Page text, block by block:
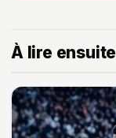
À lire ensuite